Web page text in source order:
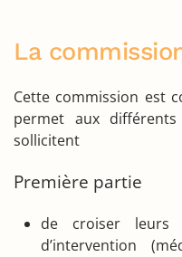
La
Cette commission est
permet aux
sollicitent
Première partie
de croiser leurs
d’intervention